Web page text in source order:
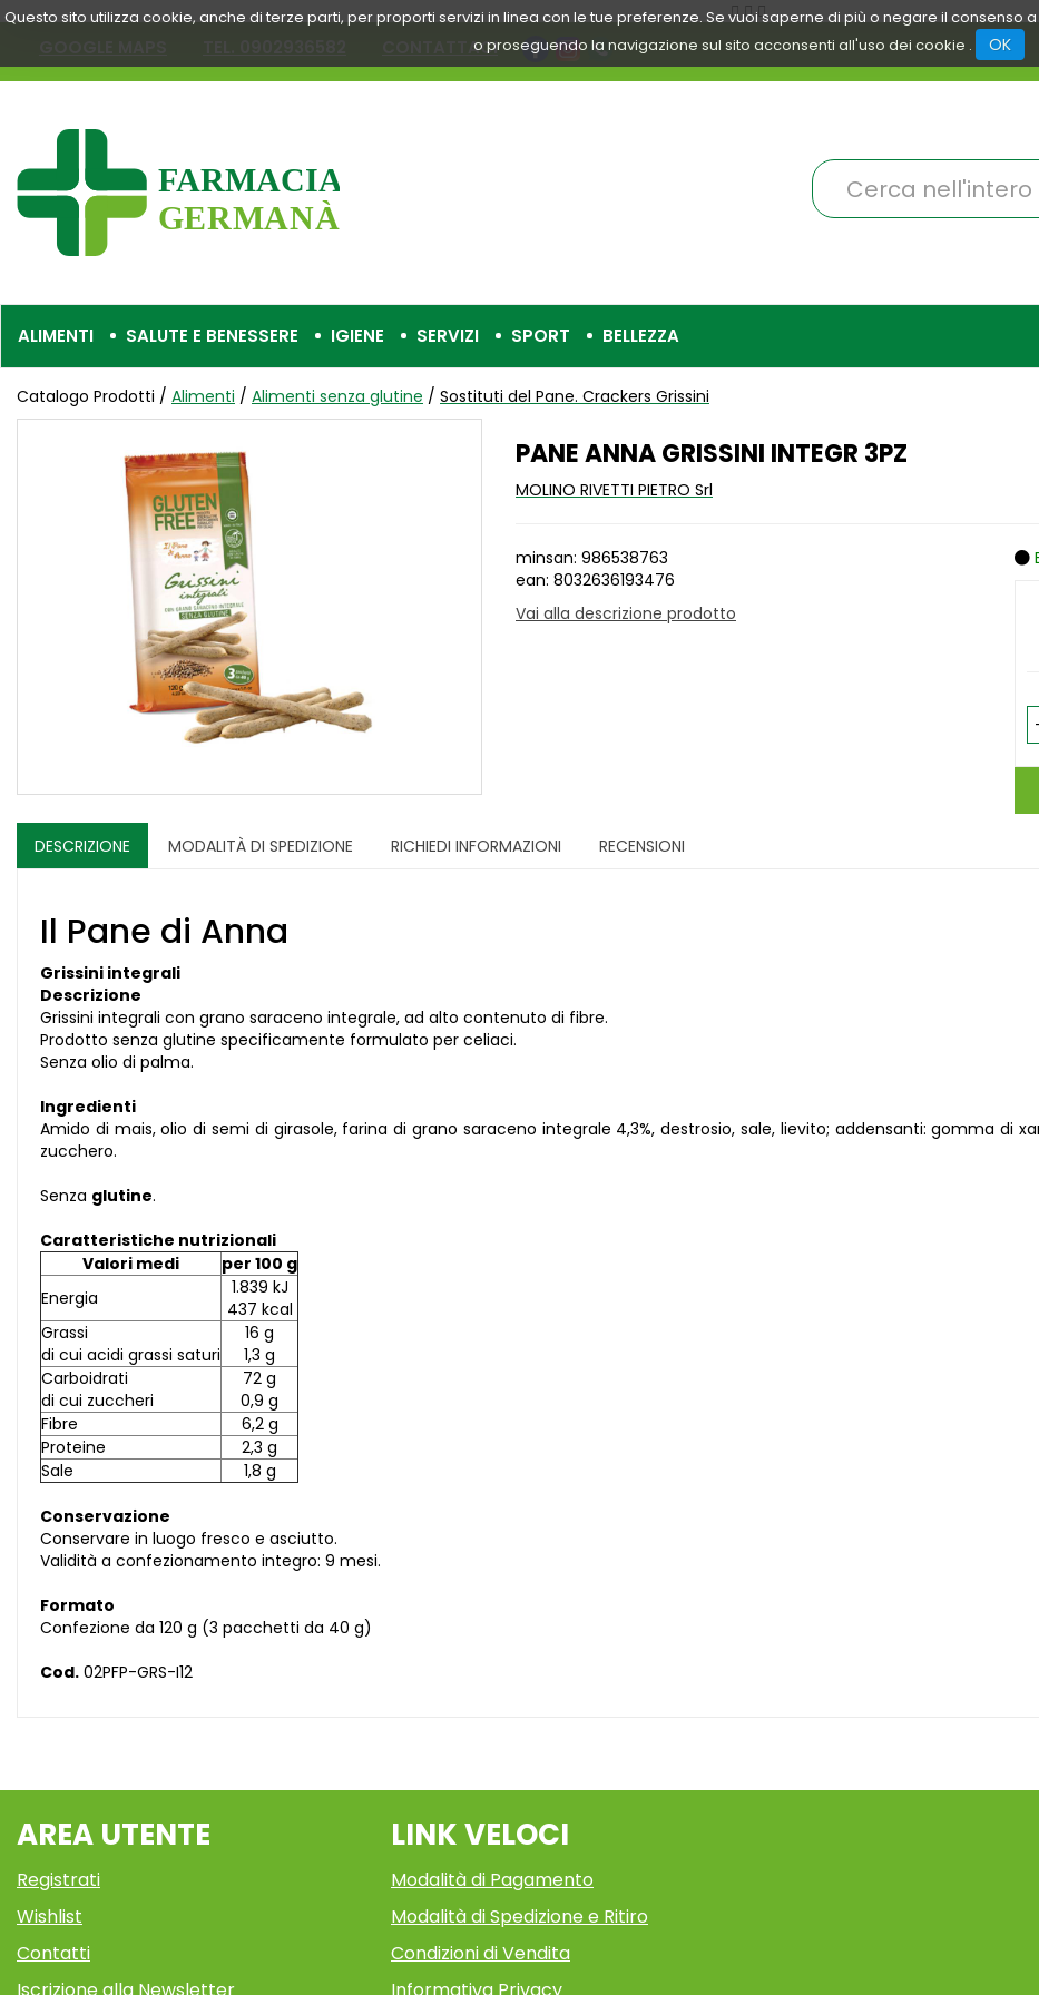
Passa
principale
Questo sito utilizza cookie, anche di terze parti, per proporti servizi in linea con le tue preferenze. Se vuoi saperne di più o negare il consenso
o proseguendo la navigazione sul sito acconsenti all'uso dei cookie .
OK
CONTATTACI
Cerca
Prodotto
ALIMENTI SALUTE E BENESSERE IGIENE SERVIZI SPORT BELLEZZA
Catalogo Prodotti / Alimenti / Alimenti senza glutine / Sostituti del Pane. Crackers Grissini
PANE ANNA GRISSINI INTEGR 3PZ
MOLINO RIVETTI PIETRO Srl
minsan: 986538763
ean: 8032636193476
Vai alla descrizione prodotto
DESCRIZIONE MODALITÀ DI SPEDIZIONE RICHIEDI INFORMAZIONI RECENSIONI
Il Pane di Anna
Grissini integrali
Descrizione
Grissini integrali con grano saraceno integrale, ad alto contenuto di fibre.
Prodotto senza glutine specificamente formulato per celiaci.
Senza olio di palma.
Ingredienti
Amido di mais, olio di semi di girasole, farina di grano saraceno integrale 4,3%, destrosio, sale, lievito; addensanti: gomma di
zucchero.
Senza glutine.
Caratteristiche nutrizionali
Valori medi
per 100 g
Energia
1.839 kJ
437 kcal
Grassi
di cui acidi grassi saturi
16 g
1,3 g
Carboidrati
di cui zuccheri
72 g
0,9 g
Fibre
6,2 g
Proteine
2,3 g
Sale
1,8 g
Conservazione
Conservare in luogo fresco e asciutto.
Validità a confezionamento integro: 9 mesi.
Formato
Confezione da 120 g (3 pacchetti da 40 g)
Cod. 02PFP-GRS-I12
AREA UTENTE
Registrati
Wishlist
Contatti
LINK VELOCI
Modalità di Pagamento
Modalità di Spedizione e Ritiro
Condizioni di Vendita